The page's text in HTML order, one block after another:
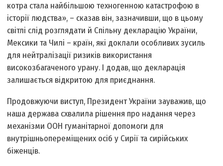
котра стала найбільшою техногенною катастрофою в
історії людства», – сказав він, зазначивши, що в цьому
світлі слід розглядати й Спільну декларацію України,
Мексики та Чилі – країн, які доклали особливих зусиль
для нейтралізації ризиків використання
високозбагаченого урану. І додав, що декларація
залишається відкритою для приєднання.
Продовжуючи виступ, Президент України зауважив, що
наша держава схвалила рішення про надання через
механізми ООН гуманітарної допомоги для
внутрішньопереміщених осіб у Сирії та сирійських
біженців.